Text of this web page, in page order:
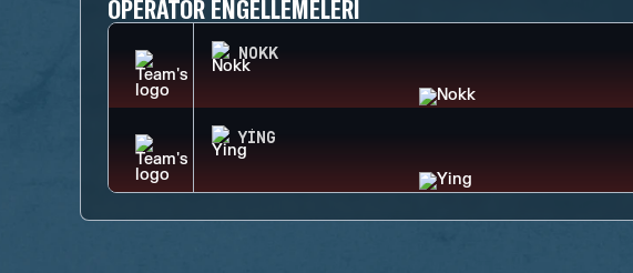
OPERATÖR ENGELLEMELERI
NOKK
YING